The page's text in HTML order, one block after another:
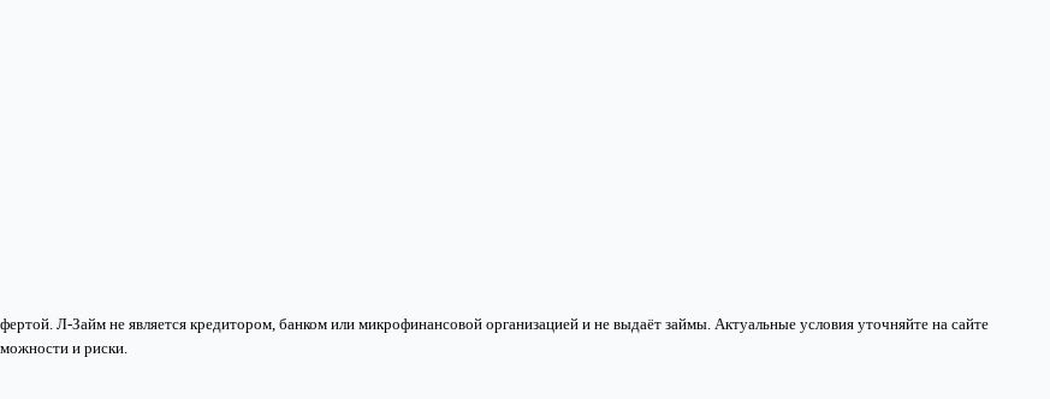
Л-Займ не является кредитором, банком или микрофинансовой организацией и не выдаёт займы. Актуальные условия уточняйте на сайте
и риски.